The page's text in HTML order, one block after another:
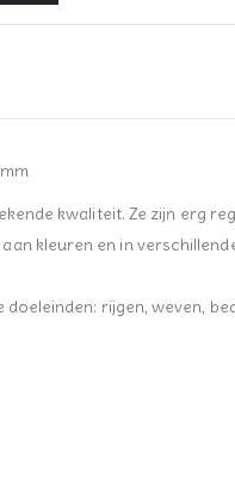
kwaliteit. Ze zijn erg
kleuren en in
rijgen, weven,